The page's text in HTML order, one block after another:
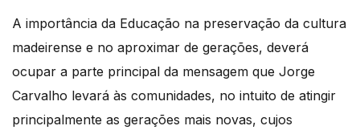
A importância da Educação na preservação da cultura
madeirense e no aproximar de gerações, deverá
ocupar a parte principal da mensagem que Jorge
Carvalho levará às comunidades, no intuito de atingir
principalmente as gerações mais novas, cujos